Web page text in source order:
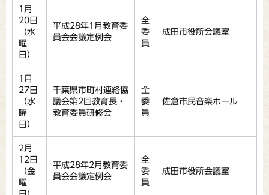
1月
20日
（水
曜
日）
平成28年1月教育委
員会会議定例会
全
委
員
成田市役所会議室
1月
27日
（水
曜
日）
千葉県市町村連絡協
議会第2回教育長・
教育委員研修会
全
委
員
佐倉市民音楽ホール
2月
12日
（金
曜
平成28年2月教育委
員会会議定例会
全
委
員
成田市役所会議室